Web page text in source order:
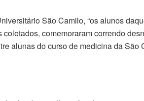
São Camilo, “os alunos
comemoraram correndo
alunas do curso de medicina da